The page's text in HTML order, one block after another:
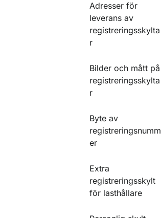
Adresser för
leverans av
registreringsskylta
r
Bilder och mått på
registreringsskylta
r
Byte av
registreringsnumm
er
Extra
registreringsskylt
för lasthållare